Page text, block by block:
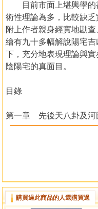
目前市面上堪輿學的
術性理論為多，比較缺
附上作者親身經實地勘
繪有九十多幅解說陽宅
下，充分地表現理論與
陰陽宅的真面目。
目錄
第一章 先後天八卦及河
河圖
先天八卦配河圖之象
後天八卦配河圖之象
購買過此商品的人還購買過